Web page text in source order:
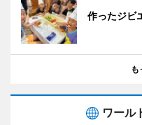
作ったジビ
も
ワール